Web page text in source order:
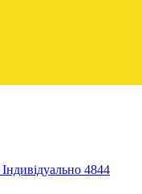
Індивідуально 4844